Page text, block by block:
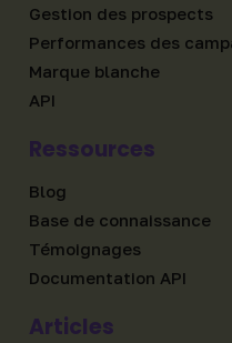
Gestion des prospects
Performances des
Marque blanche
API
Ressources
Blog
Base de connaissance
Témoignages
Documentation API
Articles